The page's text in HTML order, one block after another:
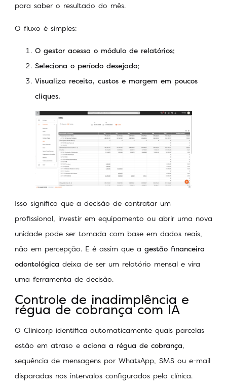
para saber o resultado do mês.
O fluxo é simples:
O gestor acessa o módulo de relatórios;
Seleciona o período desejado;
Visualiza receita, custos e margem em poucos
cliques.
Isso significa que a decisão de contratar um
profissional, investir em equipamento ou abrir uma nova
unidade pode ser tomada com base em dados reais,
não em percepção. E é assim que a gestão financeira
odontológica deixa de ser um relatório mensal e vira
uma ferramenta de decisão.
Controle de inadimplência e
régua de cobrança com IA
O Clinicorp identifica automaticamente quais parcelas
estão em atraso e aciona a régua de cobrança,
sequência de mensagens por WhatsApp, SMS ou e-mail
disparadas nos intervalos configurados pela clínica.